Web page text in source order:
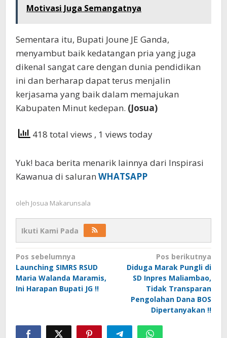
Motivasi Juga Semangatnya
Sementara itu, Bupati Joune JE Ganda,
menyambut baik kedatangan pria yang juga
dikenal sangat care dengan dunia pendidikan
ini dan berharap dapat terus menjalin
kerjasama yang baik dalam memajukan
Kabupaten Minut kedepan. (Josua)
418 total views , 1 views today
Yuk! baca berita menarik lainnya dari Inspirasi
Kawanua di saluran WHATSAPP
oleh Josua Makarunsala
Ikuti Kami Pada
Navigasi
pos
Pos sebelumnya
Launching SIMRS RSUD
Maria Walanda Maramis,
Ini Harapan Bupati JG !!
Pos berikutnya
Diduga Marak Pungli di
SD Inpres Maliambao,
Tidak Transparan
Pengolahan Dana BOS
Dipertanyakan !!